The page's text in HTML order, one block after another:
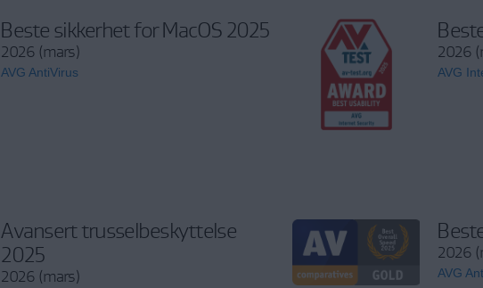
Beste sikkerhet for MacOS 2025
2026 (mars)
AVG AntiVirus
2026
AVG
Avansert trusselbeskyttelse
2025
2026 (mars)
2026
AVG